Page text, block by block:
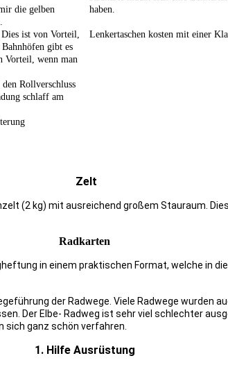
die gelben
ist von Vorteil,
gibt es
Vorteil, wenn man
Rollverschluss
schlaff am
haben.
Lenkertaschen kosten mit einer
Zelt
(2 kg) mit ausreichend großem Stauraum.
Radkarten
in einem praktischen Format, welche in
der Radwege. Viele Radwege wurden
Der Elbe- Radweg ist sehr viel schlechter
sich ganz schön verfahren.
1. Hilfe Ausrüstung